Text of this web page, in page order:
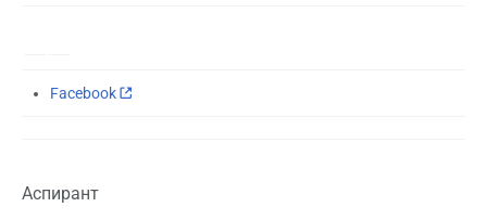
Facebook
Аспирант